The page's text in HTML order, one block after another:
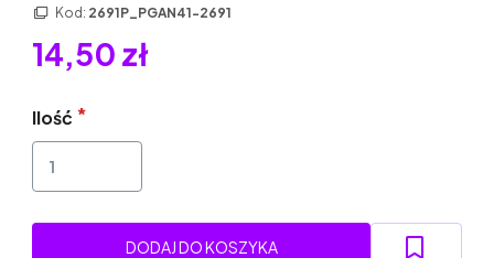
Kod: 2691P_PGAN41-2691
14,50 zł
Ilość
DODAJ DO KOSZYKA